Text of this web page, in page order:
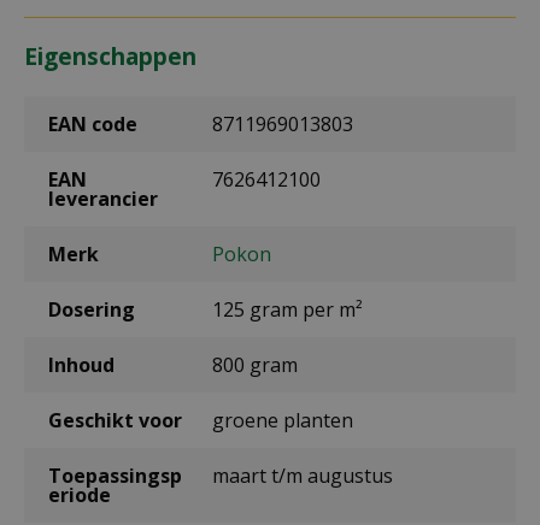
Eigenschappen
EAN code 8711969013803
EAN
leverancier
7626412100
Merk Pokon
Dosering 125 gram per m²
Inhoud 800 gram
Geschikt voor groene planten
Toepassingsp
eriode
maart t/m augustus